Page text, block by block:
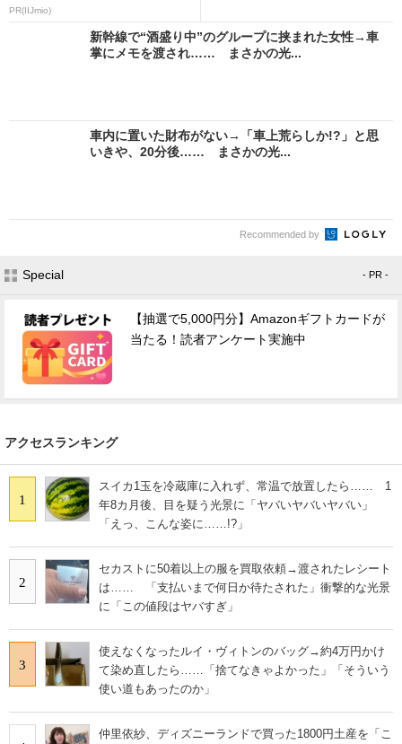
PR(IIJmio)
新幹線で“酒盛り中”のグループに挟まれた女性→車
掌にメモを渡され…… まさかの光...
車内に置いた財布がない→「車上荒らしか!?」と思
いきや、20分後…… まさかの光...
Recommended by
Special - PR -
【抽選で5,000円分】Amazonギフトカードが
当たる！読者アンケート実施中
アクセスランキング
1
スイカ1玉を冷蔵庫に入れず、常温で放置したら…… 1
年8カ月後、目を疑う光景に「ヤバいヤバいヤバい」
「えっ、こんな姿に……!?」
2
セカストに50着以上の服を買取依頼→渡されたレシート
は…… 「支払いまで何日か待たされた」衝撃的な光景
に「この値段はヤバすぎ」
3
使えなくなったルイ・ヴィトンのバッグ→約4万円かけ
て染め直したら……「捨てなきゃよかった」「そういう
使い道もあったのか」
仲里依紗、ディズニーランドで買った1800円土産を「こ